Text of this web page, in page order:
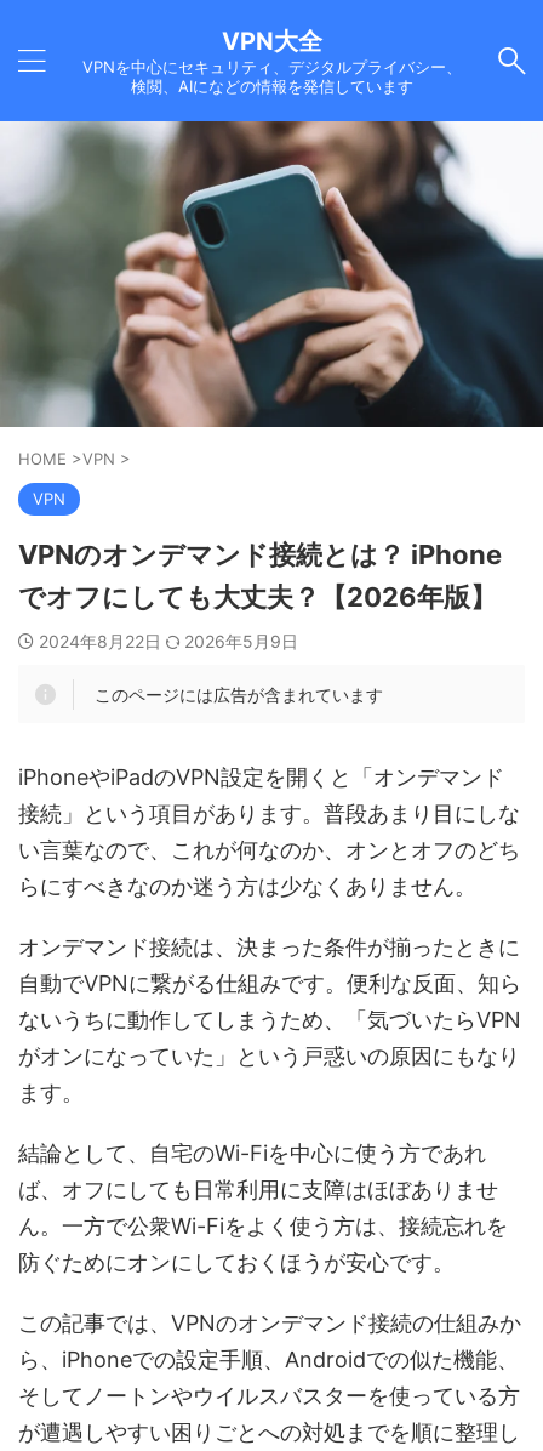
VPN大全
VPNを中心にセキュリティ、デジタルプライバシー、
検閲、AIになどの情報を発信しています
HOME >VPN >
VPN
VPNのオンデマンド接続とは？ iPhone
でオフにしても大丈夫？【2026年版】
2024年8月22日 2026年5月9日
このページには広告が含まれています
iPhoneやiPadのVPN設定を開くと「オンデマンド
接続」という項目があります。普段あまり目にしな
い言葉なので、これが何なのか、オンとオフのどち
らにすべきなのか迷う方は少なくありません。
オンデマンド接続は、決まった条件が揃ったときに
自動でVPNに繋がる仕組みです。便利な反面、知ら
ないうちに動作してしまうため、「気づいたらVPN
がオンになっていた」という戸惑いの原因にもなり
ます。
結論として、自宅のWi-Fiを中心に使う方であれ
ば、オフにしても日常利用に支障はほぼありませ
ん。一方で公衆Wi-Fiをよく使う方は、接続忘れを
防ぐためにオンにしておくほうが安心です。
この記事では、VPNのオンデマンド接続の仕組みか
ら、iPhoneでの設定手順、Androidでの似た機能、
そしてノートンやウイルスバスターを使っている方
が遭遇しやすい困りごとへの対処までを順に整理し